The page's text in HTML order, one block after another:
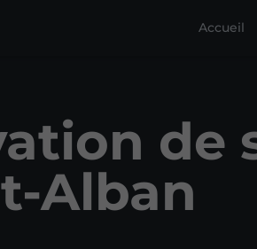
Accueil
de
Alban